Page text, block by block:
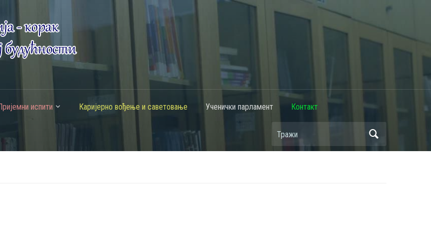
испити Каријерно вођење и саветовање Ученички парламент Контакт